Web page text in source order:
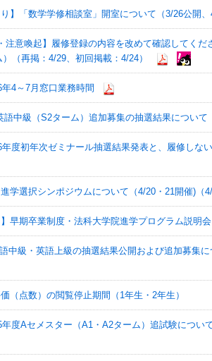
り】「数学学修相談室」開室について（3/26公開、
注意喚起】履修登録の内容を改めて確認してく
（再掲：4/29、初回掲載：4/24）
年4～7月窓口業務時間
語中級（S2ターム）追加募集の抽選結果について
年度初年次ゼミナール抽選結果発表と、履修しな
進学選択シンポジウムについて（4/20・21開催)（
】早期卒業制度・法科大学院進学プログラム説明会
語中級・英語上級の抽選結果公開および追加募集
（点数）の閲覧停止期間（1年生・2年生）
年度Aセメスター（A1・A2ターム）追試験につい